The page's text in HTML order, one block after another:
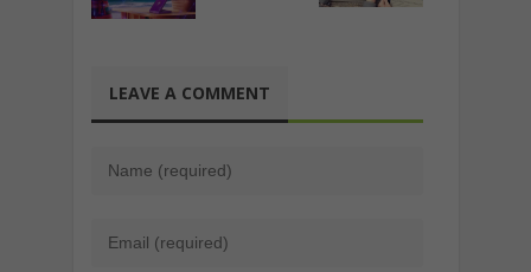
LEAVE A COMMENT